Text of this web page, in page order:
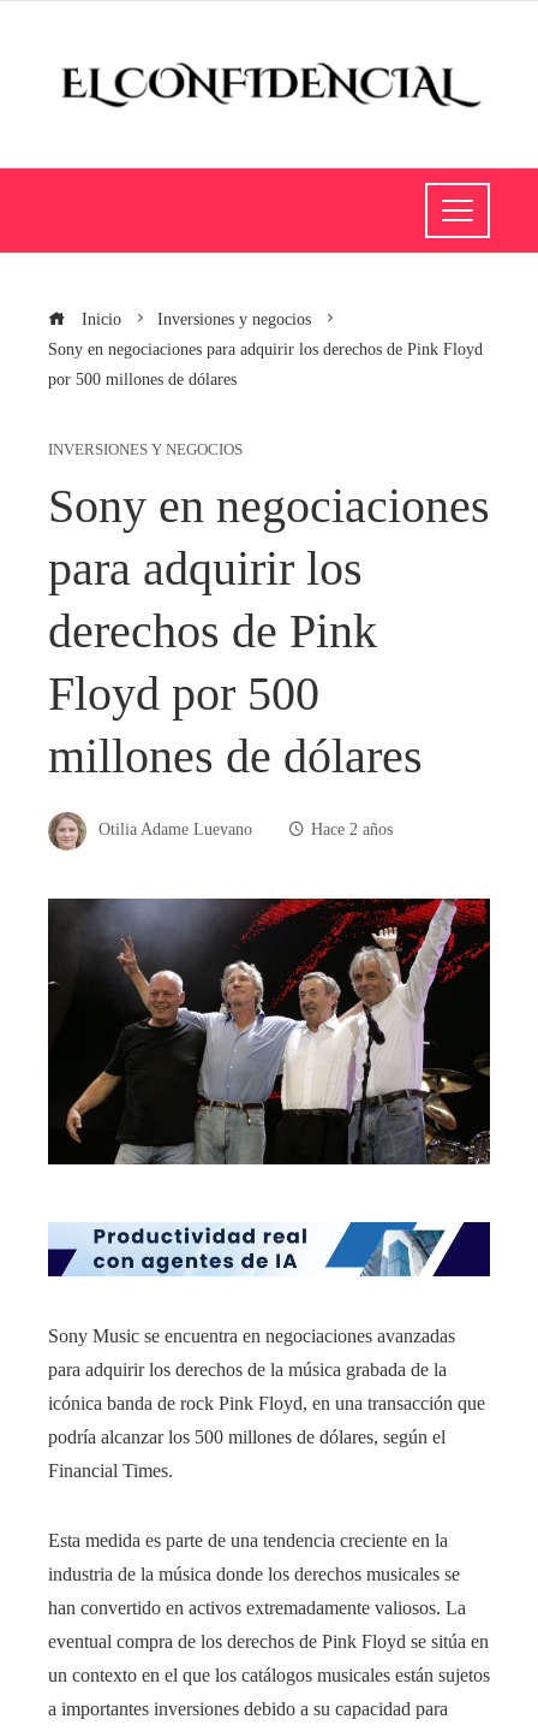
Inicio
Inversiones y negocios
Sony en negociaciones para adquirir los derechos de Pink Floyd
por 500 millones de dólares
INVERSIONES Y NEGOCIOS
Sony en negociaciones
para adquirir los
derechos de Pink
Floyd por 500
millones de dólares
Otilia Adame Luevano Hace 2 años
Sony Music se encuentra en negociaciones avanzadas
para adquirir los derechos de la música grabada de la
icónica banda de rock Pink Floyd, en una transacción que
podría alcanzar los 500 millones de dólares, según el
Financial Times.
Esta medida es parte de una tendencia creciente en la
industria de la música donde los derechos musicales se
han convertido en activos extremadamente valiosos. La
eventual compra de los derechos de Pink Floyd se sitúa en
un contexto en el que los catálogos musicales están sujetos
a importantes inversiones debido a su capacidad para